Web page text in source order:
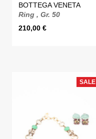
BOTTEGA VENETA
Ring , Gr. 50
210,00 €
SALE